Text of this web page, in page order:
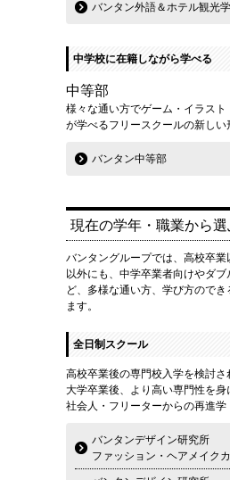
バンタン外語＆ホテル観光
中学校に在籍しながら学べる
中等部
様々な通い方でゲーム・イラスト
が学べるフリースクールの新しい
バンタン中等部
現在の学年・職業から選
バンタングループでは、高校卒業
以外にも、中学卒業者向けやダ
ど、多様な通い方、学び方ので
ます。
全日制スクール
高校卒業後の専門校入学を検討さ
大学卒業後、より高い専門性を
社会人・フリーターからの再進学
バンタンデザイン研究所
ファッション・ヘアメイク